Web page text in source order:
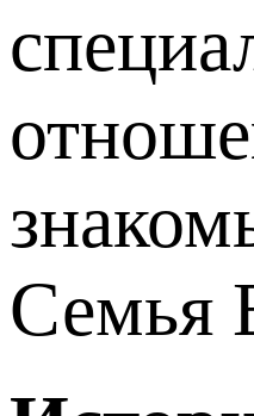
Семья